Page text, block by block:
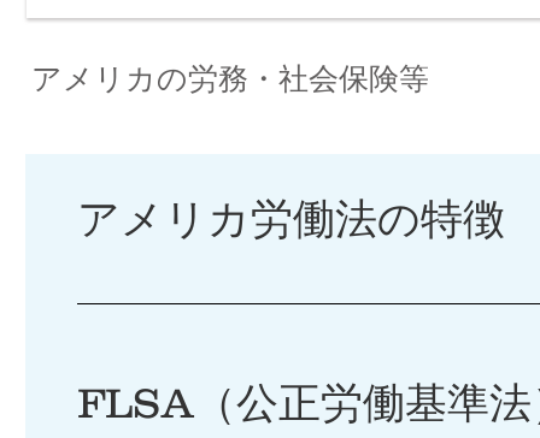
​アメリカの労務・社会保険等
​アメリカ労働法の特徴
​FLSA（公正労働基準